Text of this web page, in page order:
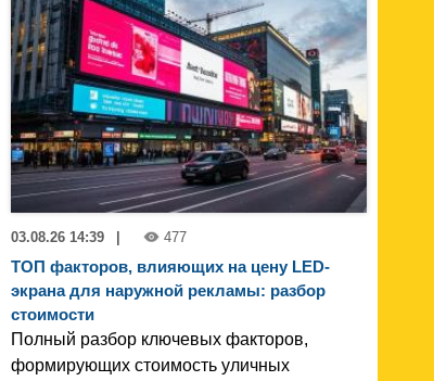
03.08.26 14:39 477
ТОП факторов, влияющих на цену LED-
экрана для наружной рекламы: разбор
стоимости
Полный разбор ключевых факторов,
формирующих стоимость уличных